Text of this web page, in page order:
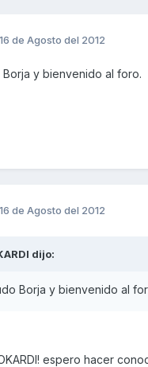
16 de Agosto del 2012
Borja y bienvenido al foro.
16 de Agosto del 2012
dijo:
Borja y bienvenido al
espero hacer